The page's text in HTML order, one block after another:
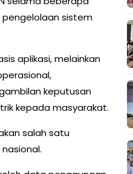
sistem
aplikasi, melainkan
keputusan
kepada masyarakat.
salah satu